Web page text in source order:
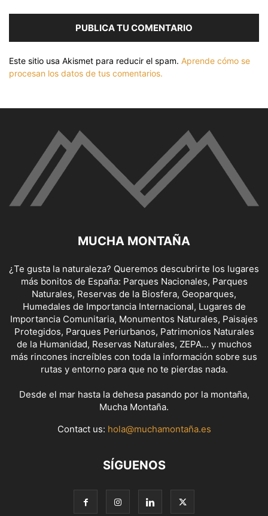
Este sitio usa Akismet para reducir el spam. Aprende cómo se
procesan los datos de tus comentarios.
MUCHA MONTAÑA
¿Te gusta la naturaleza? Queremos descubrirte los lugares
más bonitos de España: Parques Nacionales, Parques
Naturales, Reservas de la Biosfera, Geoparques,
Humedales de Importancia Internacional, Lugares de
Importancia Comunitaria, Monumentos Naturales, Paisajes
Protegidos, Parques Periurbanos, Patrimonios Naturales
de la Humanidad, Reservas Naturales, ZEPA... y muchos
más rincones increíbles con toda la información sobre sus
rutas y entorno para que no te pierdas nada.
Desde el mar hasta la dehesa pasando por la montaña,
Mucha Montaña.
Contact us: hola@muchamontaña.es
SÍGUENOS